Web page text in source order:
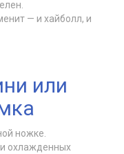
— и хайболл, и
или
ножке.
и охлажденных